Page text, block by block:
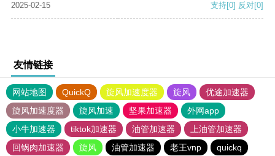
2025-02-15 支持[0] 反对[0]
友情链接
网站地图 QuickQ 旋风加速度器 旋风
优途加速器
旋风加速度器
旋风加速 坚果加速器
外网app
小牛加速器
tiktok加速器 油管加速器
上油管加速器
回锅肉加速器
旋风 油管加速器 老王vnp quickq